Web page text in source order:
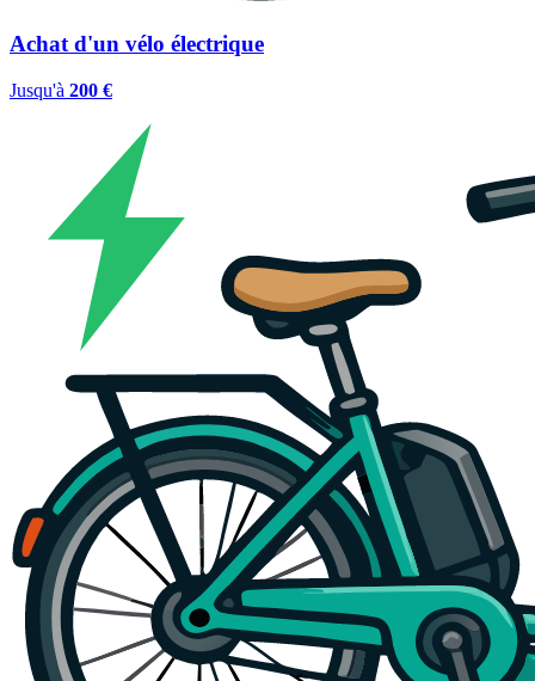
Achat d'un vélo électrique
Jusqu'à 200 €